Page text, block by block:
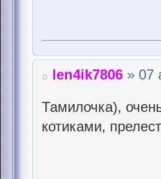
len4ik7806 » 07
Тамилочка),
котиками,